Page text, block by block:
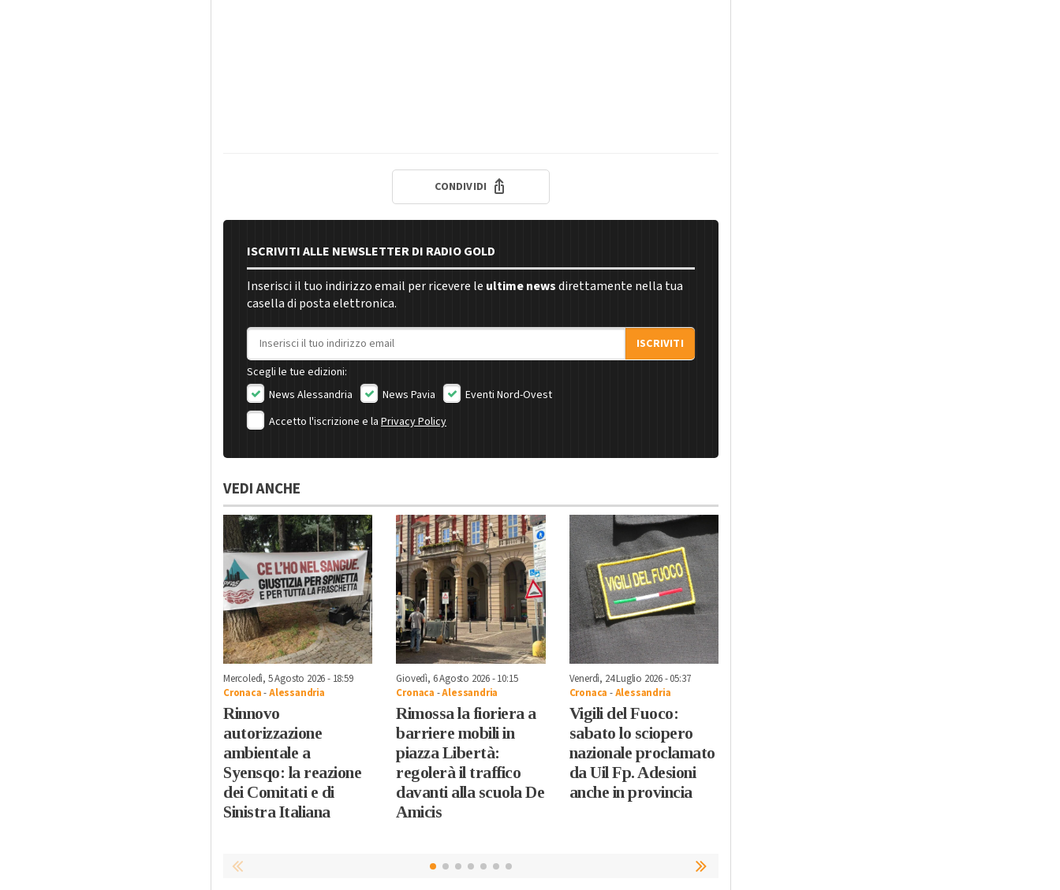
CONDIVIDI
ISCRIVITI ALLE NEWSLETTER DI RADIO GOLD
Inserisci il tuo indirizzo email per ricevere le ultime newsdirettamente nella tua
casella di posta elettronica.
Indirizzo email
ISCRIVITI
Scegli le tue edizioni:
News Alessandria
News Pavia
Eventi Nord-Ovest
Accetto l'iscrizione e la Privacy Policy
VEDI ANCHE
Mercoledì, 5 Agosto 2026 - 18:59
Cronaca-Alessandria
Rinnovo
autorizzazione
ambientale a
Syensqo: la reazione
dei Comitati e di
Sinistra Italiana
Giovedì, 6 Agosto 2026 - 10:15
Cronaca -Alessandria
Rimossa la fioriera a
barriere mobili in
piazza Libertà:
regolerà il traffico
davanti alla scuola De
Amicis
Venerdì, 24 Luglio 2026 - 05:37
Cronaca -Alessandria
Vigili del Fuoco:
sabato lo sciopero
nazionale proclamato
da Uil Fp. Adesioni
anche in provincia